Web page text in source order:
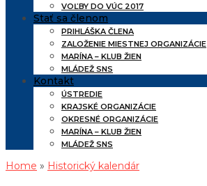
VOĽBY DO VÚC 2017
Stať sa členom
PRIHLÁŠKA ČLENA
ZALOŽENIE MIESTNEJ ORGANIZÁCIE
MARÍNA – KLUB ŽIEN
MLÁDEŽ SNS
Kontakt
ÚSTREDIE
KRAJSKÉ ORGANIZÁCIE
OKRESNÉ ORGANIZÁCIE
MARÍNA – KLUB ŽIEN
MLÁDEŽ SNS
Home » Historický kalendár